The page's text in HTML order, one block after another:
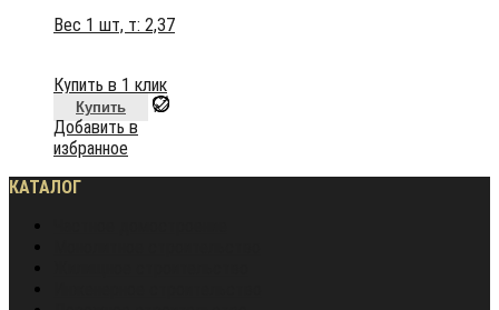
Вес 1 шт, т: 2,37
Купить в 1 клик
Купить
Добавить в
избранное
КАТАЛОГ